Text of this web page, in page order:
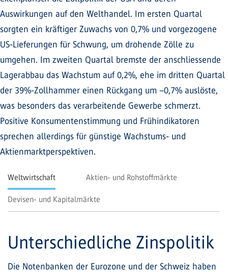
Auswirkungen auf den Welthandel. Im ersten Quartal
sorgten ein kräftiger Zuwachs von 0,7% und vorgezogene
US-Lieferungen für Schwung, um drohende Zölle zu
umgehen. Im zweiten Quartal bremste der anschliessende
Lagerabbau das Wachstum auf 0,2%, ehe im dritten Quartal
der 39%-Zollhammer einen Rückgang um –0,7% auslöste,
was besonders das verarbeitende Gewerbe schmerzt.
Positive Konsumentenstimmung und Frühindikatoren
sprechen allerdings für günstige Wachstums- und
Aktienmarktperspektiven.
Weltwirtschaft Aktien- und Rohstoffmärkte
Devisen- und Kapitalmärkte
Unterschiedliche Zinspolitik
Die Notenbanken der Eurozone und der Schweiz haben